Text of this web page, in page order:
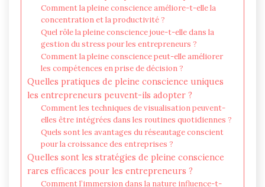
Comment la pleine conscience améliore-t-elle la
concentration et la productivité ?
Quel rôle la pleine conscience joue-t-elle dans la
gestion du stress pour les entrepreneurs ?
Comment la pleine conscience peut-elle améliorer
les compétences en prise de décision ?
Quelles pratiques de pleine conscience uniques
les entrepreneurs peuvent-ils adopter ?
Comment les techniques de visualisation peuvent-
elles être intégrées dans les routines quotidiennes ?
Quels sont les avantages du réseautage conscient
pour la croissance des entreprises ?
Quelles sont les stratégies de pleine conscience
rares efficaces pour les entrepreneurs ?
Comment l’immersion dans la nature influence-t-